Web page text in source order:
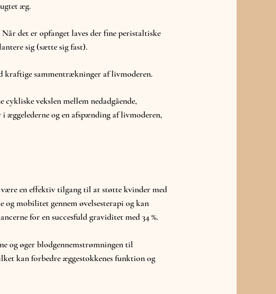
æg.
det er opfanget laves der fine peristaltiske
sig (sætte sig fast).
kraftige sammentrækninger af livmoderen.
vekslen mellem nedadgående,
æggelederne og en afspænding af livmoderen,
en effektiv tilgang til at støtte kvinder med
mobilitet gennem øvelsesterapi og kan
for en succesfuld graviditet med 34 %.
og øger blodgennemstrømningen til
kan forbedre æggestokkenes funktion og